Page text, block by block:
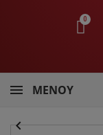
ΜΕΝΟΎ
